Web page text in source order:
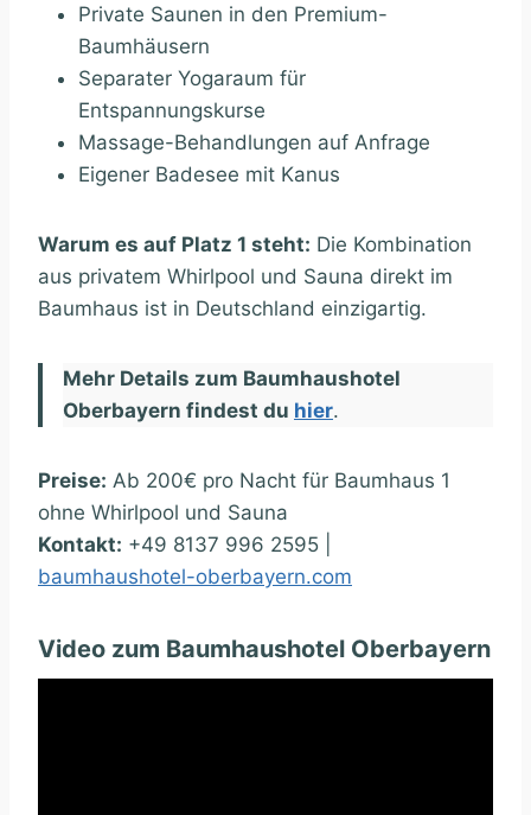
Private Saunen in den Premium-
Baumhäusern
Separater Yogaraum für
Entspannungskurse
Massage-Behandlungen auf Anfrage
Eigener Badesee mit Kanus
Warum es auf Platz 1 steht: Die Kombination
aus privatem Whirlpool und Sauna direkt im
Baumhaus ist in Deutschland einzigartig.
Mehr Details zum Baumhaushotel
Oberbayern findest du hier.
Preise: Ab 200€ pro Nacht für Baumhaus 1
ohne Whirlpool und Sauna
Kontakt: +49 8137 996 2595 |
baumhaushotel-oberbayern.com
Video zum Baumhaushotel Oberbayern